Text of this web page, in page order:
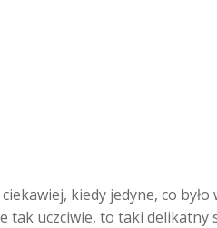
kiedy jedyne, co
tak uczciwie, to taki